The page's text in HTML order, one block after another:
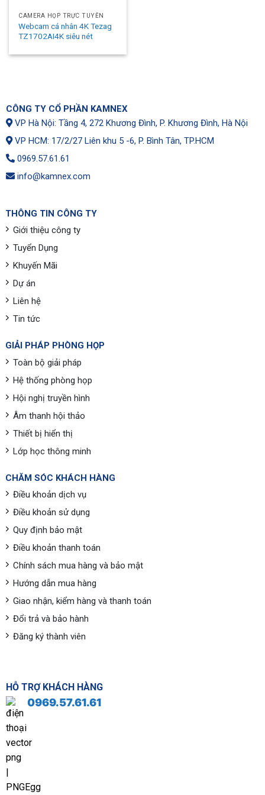
CAMERA HỌP TRỰC TUYẾN
Webcam cá nhân 4K Tezag
TZ1702AI4K siêu nét
CÔNG TY CỔ PHẦN KAMNEX
VP Hà Nội: Tầng 4, 272 Khương Đình, P. Khương Đình, Hà Nội
VP HCM: 17/2/27 Liên khu 5 -6, P. Bình Tân, TP.HCM
0969.57.61.61
info@kamnex.com
THÔNG TIN CÔNG TY
Giới thiệu công ty
Tuyển Dụng
Khuyến Mãi
Dự án
Liên hệ
Tin tức
GIẢI PHÁP PHÒNG HỌP
Toàn bộ giải pháp
Hệ thống phòng họp
Hội nghị truyền hình
Âm thanh hội thảo
Thiết bị hiển thị
Lớp học thông minh
CHĂM SÓC KHÁCH HÀNG
Điều khoản dịch vụ
Điều khoản sử dụng
Quy định bảo mật
Điều khoản thanh toán
Chính sách mua hàng và bảo mật
Hướng dẫn mua hàng
Giao nhận, kiểm hàng và thanh toán
Đổi trả và bảo hành
Đăng ký thành viên
HỖ TRỢ KHÁCH HÀNG
0969.57.61.61